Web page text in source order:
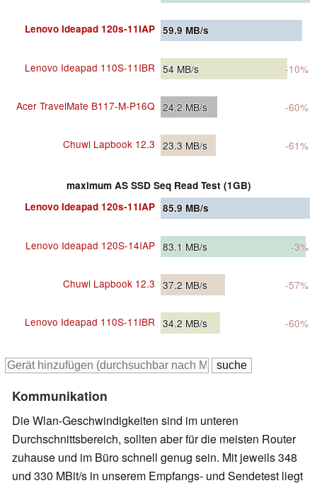
Lenovo Ideapad 120s-11IAP 59.9 MB/s
Lenovo Ideapad 110S-11IBR 54 MB/s -10%
Acer TravelMate B117-M-P16Q 24.2 MB/s -60%
Chuwi Lapbook 12.3 23.3 MB/s -61%
maximum AS SSD Seq Read Test (1GB)
Lenovo Ideapad 120s-11IAP 85.9 MB/s
Lenovo Ideapad 120S-14IAP 83.1 MB/s -3%
Chuwi Lapbook 12.3 37.2 MB/s -57%
Lenovo Ideapad 110S-11IBR 34.2 MB/s -60%
Kommunikation
Die Wlan-Geschwindigkeiten sind im unteren
Durchschnittsbereich, sollten aber für die meisten Router
zuhause und im Büro schnell genug sein. Mit jeweils 348
und 330 MBit/s in unserem Empfangs- und Sendetest liegt